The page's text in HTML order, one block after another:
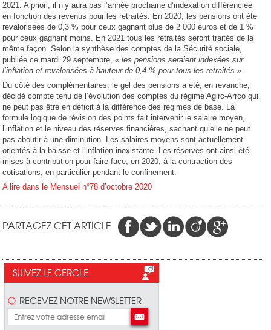
2021. A priori, il n’y aura pas l’année prochaine d’indexation différenciée
en fonction des revenus pour les retraités. En 2020, les pensions ont été
revalorisées de 0,3 % pour ceux gagnant plus de 2 000 euros et de 1 %
pour ceux gagnant moins. En 2021 tous les retraités seront traités de la
même façon. Selon la synthèse des comptes de la Sécurité sociale,
publiée ce mardi 29 septembre, «les pensions seraient indexées sur
l’inflation et revalorisées à hauteur de 0,4 % pour tous les retraités ».
Du côté des complémentaires, le gel des pensions a été, en revanche,
décidé compte tenu de l’évolution des comptes du régime Agirc-Arrco qui
ne peut pas être en déficit à la différence des régimes de base. La
formule logique de révision des points fait intervenir le salaire moyen,
l’inflation et le niveau des réserves financières, sachant qu’elle ne peut
pas aboutir à une diminution. Les salaires moyens sont actuellement
orientés à la baisse et l’inflation inexistante. Les réserves ont ainsi été
mises à contribution pour faire face, en 2020, à la contraction des
cotisations, en particulier pendant le confinement.
A lire dans le Mensuel n°78 d’octobre 2020
PARTAGEZ CET ARTICLE
SUIVEZ LE CERCLE
RECEVEZ NOTRE NEWSLETTER